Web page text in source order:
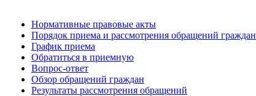
Нормативные правовые акты
Порядок приема и рассмотрения обращений граждан
График приема
Обратиться в приемную
Вопрос-ответ
Обзор обращений граждан
Результаты рассмотрения обращений